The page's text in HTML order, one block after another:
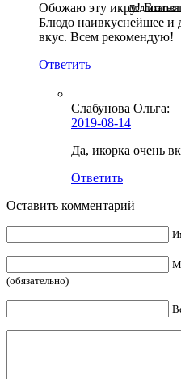
Обожаю эту икру!
Блюдо наивкуснейшее и
вкус. Всем рекомендую!
Ответить
Слабунова Ольга:
2019-08-14
Да, икорка очень
Ответить
Оставить комментарий
(обязательно)